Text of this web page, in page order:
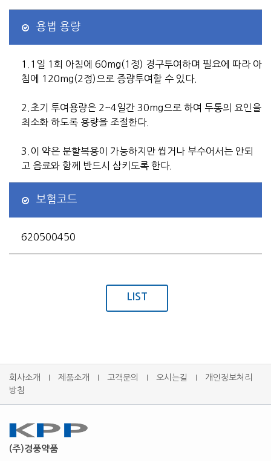
용법 용량
1.1일 1회 아침에 60mg(1정) 경구투여하며 필요에 따라 아
침에 120mg(2정)으로 증량투여할 수 있다.
2.초기 투여용량은 2~4일간 30mg으로 하여 두통의 요인을
최소화 하도록 용량을 조절한다.
3.이 약은 분할복용이 가능하지만 씹거나 부수어서는 안되
고 음료와 함께 반드시 삼키도록 한다.
보험코드
620500450
LIST
회사소개 제품소개 고객문의 오시는길
개인정보처리
방침
(주)경풍약품